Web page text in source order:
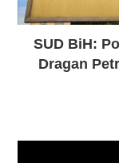
SUD BiH:
Dragan